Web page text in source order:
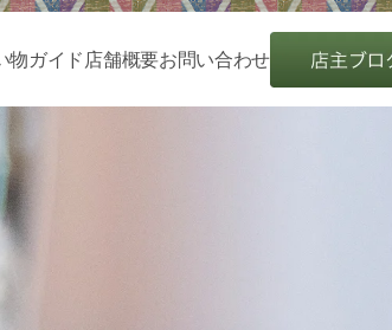
物ガイド 店舗概要お問い合わせ